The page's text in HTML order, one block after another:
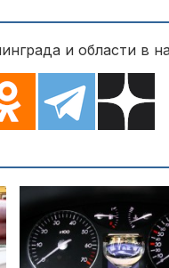
и области в